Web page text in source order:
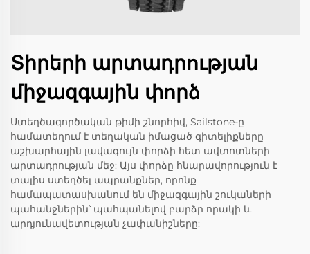
Տիրերի արտադրության
միջազգային փորձ
Ստեղծագործական թիմի շնորհիվ, Sailstone-ը
համատեղում է տեղական իմացած գիտելիքները
աշխարհային լավագույն փորձի հետ ավտոտների
արտադրության մեջ: Այս փորձը հնարավորություն է
տալիս ստեղծել ապրանքներ, որոնք
համապատասխանում են միջազգային շուկաների
պահանջներին՝ պահպանելով բարձր որակի և
արդյունավետության չափանիշները: